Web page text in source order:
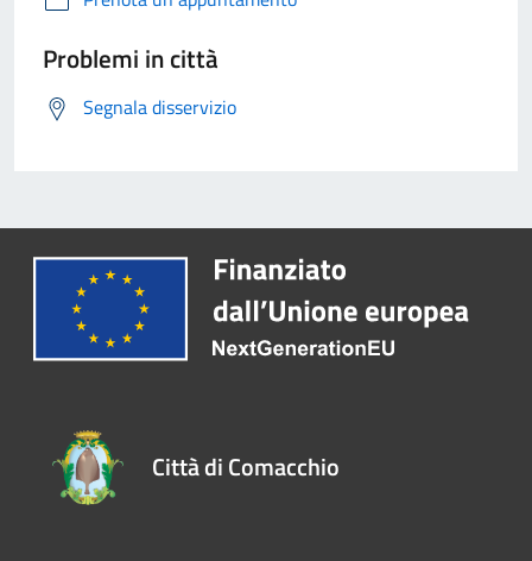
Problemi in città
Segnala disservizio
Città di Comacchio